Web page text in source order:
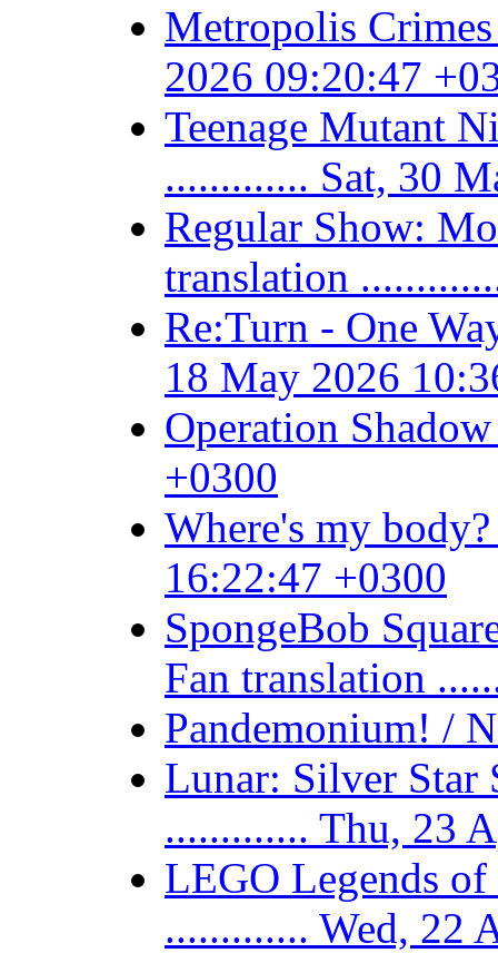
Metropolis
2026 09:20:47
Teenage Mutant
............. Sat, 30
Regular Show:
translation
Re:Turn - One
18 May 2026
Operation
+0300
Where's my
16:22:47 +0300
SpongeBob
Fan translation
Pandemonium! /
Lunar: Silver Star
............. Thu, 23
LEGO Legends
............. Wed, 22